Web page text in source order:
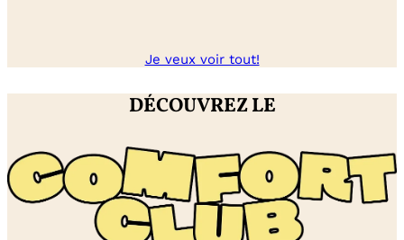
Je veux voir tout!
DÉCOUVREZ LE